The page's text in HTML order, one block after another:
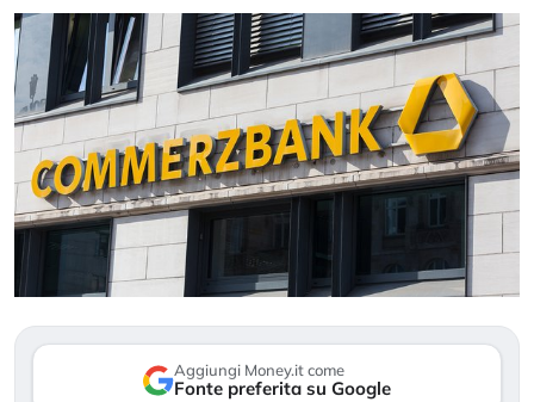
Aggiungi Money.it come
Fonte preferita su Google